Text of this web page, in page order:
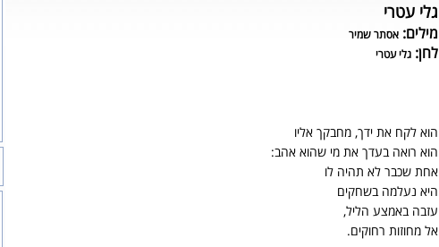
גלי עטרי
מילים: אסתר שמיר
לחן: גלי עטרי
הוא לקח את ידך, מחבקך אליו
הוא רואה בעדך את מי שהוא אהב:
אחת שכבר לא תהיה לו
היא נעלמה בשחקים
עזבה באמצע הליל,
אל מחוזות רחוקים.